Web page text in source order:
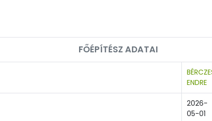
FŐÉPÍTÉSZ ADATAI
ENDRE
2026-
05-01